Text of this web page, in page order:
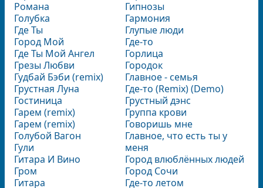
Романа
Голубка
Где Ты
Город Мой
Где Ты Мой Ангел
Грезы Любви
Гудбай Бэби (remix)
Грустная Луна
Гостиница
Гарем (remix)
Гарем (remix)
Голубой Вагон
Гули
Гитара И Вино
Гром
Гитара
Гипнозы
Гармония
Глупые люди
Где-то
Горлица
Городок
Главное - семья
Где-то (Remix) (Demo)
Грустный дэнс
Группа крови
Говоришь мне
Главное, что есть ты у
меня
Город влюблённых людей
Город Сочи
Где-то летом